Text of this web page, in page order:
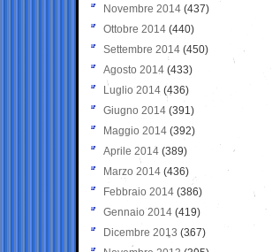
Novembre 2014 (437)
Ottobre 2014 (440)
Settembre 2014 (450)
Agosto 2014 (433)
Luglio 2014 (436)
Giugno 2014 (391)
Maggio 2014 (392)
Aprile 2014 (389)
Marzo 2014 (436)
Febbraio 2014 (386)
Gennaio 2014 (419)
Dicembre 2013 (367)